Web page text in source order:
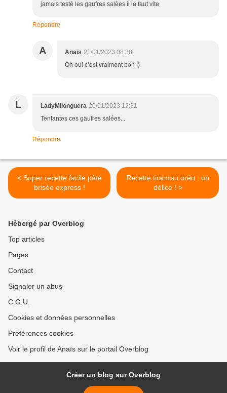
jamais testé les gaufres salées il le faut vite
Répondre
A Anaïs 21/01/2023 08:38
Oh oui c’est vraiment bon :)
L LadyMilonguera 20/01/2023 12:31
Tentantes ces gaufres salées...
Répondre
< Super recette facile pâte
brisée express !
Recette tiramisu oréo : un
délice ! >
Hébergé par Overblog
Top articles
Pages
Contact
Signaler un abus
C.G.U.
Cookies et données personnelles
Préférences cookies
Voir le profil de Anaïs sur le portail Overblog
Créer un blog sur Overblog